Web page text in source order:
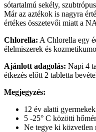
sótartalmú sekély,
Már az aztékok is nagyra
értékes összetevői miatt a
Chlorella: A Chlorella egy
élelmiszerek és
Ajánlott adagolás: Napi 4
étkezés előtt 2 tabletta
Megjegyzés:
12 év alatti
5 -25° C közötti
Ne tegye ki közvetlen